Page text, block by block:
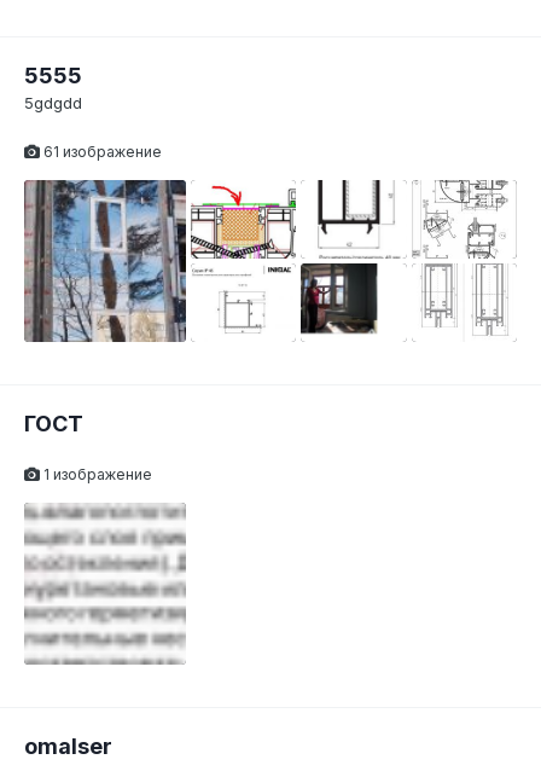
5555
5gdgdd
61 изображение
ГОСТ
1 изображение
omalser